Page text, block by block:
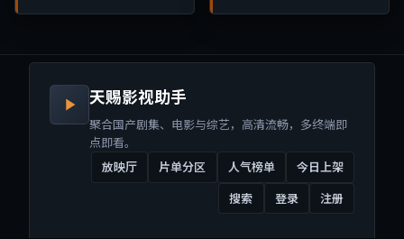
天赐影视助手
聚合国产剧集、电影与综艺，高清流畅，多终端即
点即看。
放映厅
片单分区 人气榜单 今日上架
搜索 登录 注册